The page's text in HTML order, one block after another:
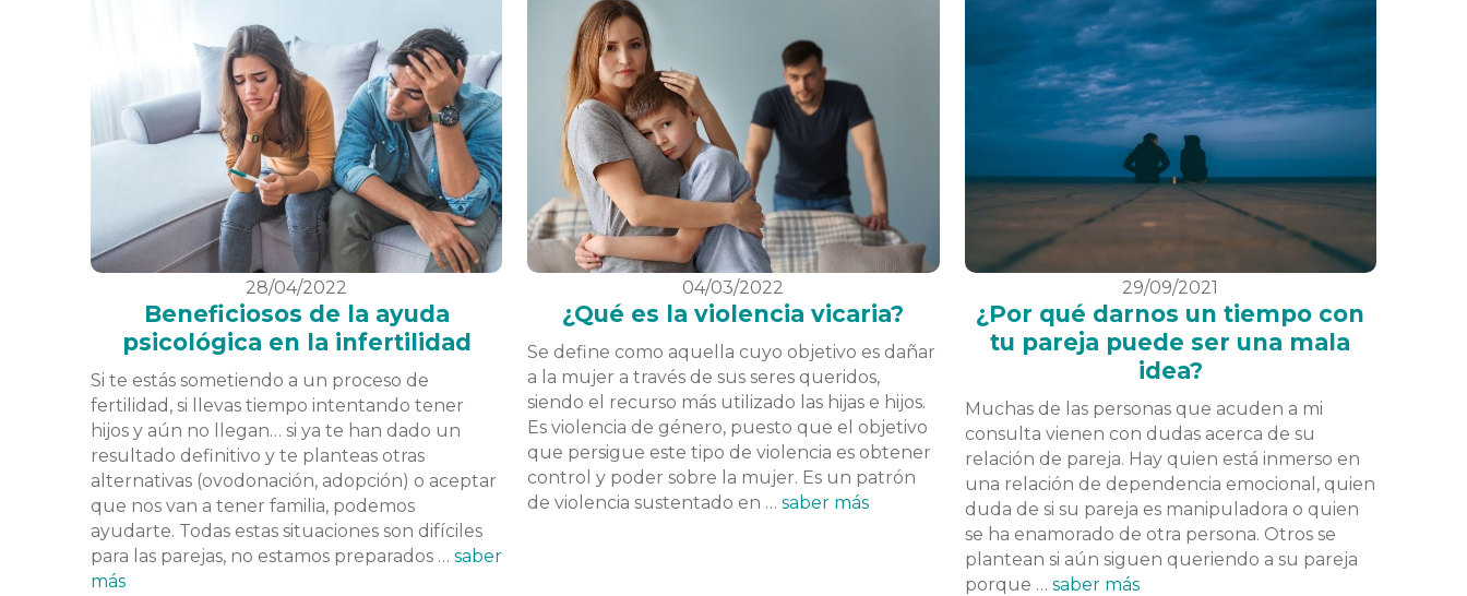
28/04/2022
Beneficiosos de la ayuda
psicológica en la infertilidad
Si te estás sometiendo a un proceso de
fertilidad, si llevas tiempo intentando tener
hijos y aún no llegan… si ya te han dado un
resultado definitivo y te planteas otras
alternativas (ovodonación, adopción) o aceptar
que nos van a tener familia, podemos
ayudarte. Todas estas situaciones son difíciles
para las parejas, no estamos preparados … saber
más
04/03/2022
¿Qué es la violencia vicaria?
Se define como aquella cuyo objetivo es dañar
a la mujer a través de sus seres queridos,
siendo el recurso más utilizado las hijas e hijos.
Es violencia de género, puesto que el objetivo
que persigue este tipo de violencia es obtener
control y poder sobre la mujer. Es un patrón
de violencia sustentado en …saber más
29/09/2021
¿Por qué darnos un tiempo con
tu pareja puede ser una mala
idea?
Muchas de las personas que acuden a mi
consulta vienen con dudas acerca de su
relación de pareja. Hay quien está inmerso en
una relación de dependencia emocional, quien
duda de si su pareja es manipuladora o quien
se ha enamorado de otra persona. Otros se
plantean si aún siguen queriendo a su pareja
porque … saber más